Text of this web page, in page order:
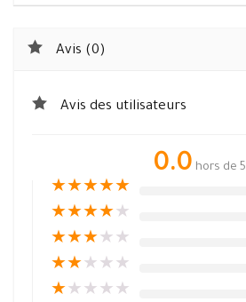
Avis (0)
Avis des utilisateurs
0.0 hors de 5
★★★★★
★★★★★
★★★★ ★
★★★ ★ ★
★★ ★ ★ ★